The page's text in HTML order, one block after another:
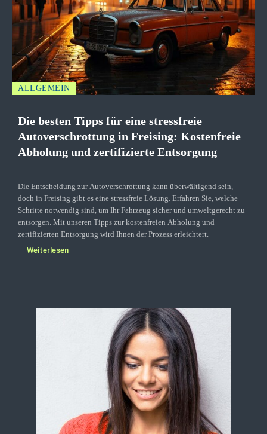
ALLGEMEIN
Die besten Tipps für eine stressfreie
Autoverschrottung in Freising: Kostenfreie
Abholung und zertifizierte Entsorgung
Die Entscheidung zur Autoverschrottung kann überwältigend sein,
doch in Freising gibt es eine stressfreie Lösung. Erfahren Sie, welche
Schritte notwendig sind, um Ihr Fahrzeug sicher und umweltgerecht zu
entsorgen. Mit unseren Tipps zur kostenfreien Abholung und
zertifizierten Entsorgung wird Ihnen der Prozess erleichtert.
Weiterlesen